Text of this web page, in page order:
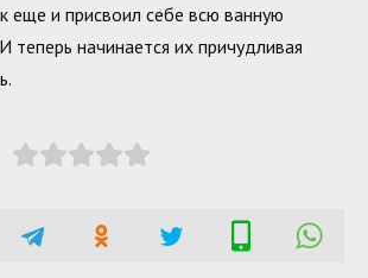
еще и присвоил себе всю ванную
теперь начинается их причудливая